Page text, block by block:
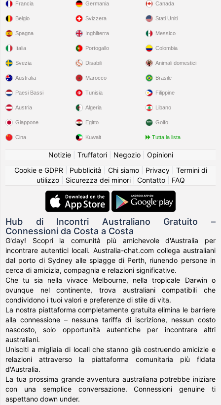
Francia
Belgio
Spagna
Italia
Svezia
Germania
Svizzera
Inghilterra
Portogallo
Disabili
Canada
Stati Uniti
Messico
Colombia
Animali domestici
Australia
Paesi Bassi
Austria
Giappone
Cina
Marocco
Tunisia
Algeria
Egitto
Kuwait
Brasile
Filippine
Libano
Golfo
Tutta la lista
Notizie| Truffatori| Negozio| Opinioni
Cookie e GDPR
Pubblicità Chi siamo| Privacy| Termini di
utilizzo| Sicurezza dei minori| Contatto| FAQ
Hub di Incontri Australiano Gratuito –
Connessioni da Costa a Costa
G'day! Scopri la comunità più amichevole d'Australia per
incontrare autentici locali. Australia-chat.com collega australiani
dal porto di Sydney alle spiagge di Perth, riunendo persone in
cerca di amicizia, compagnia e relazioni significative.
Che tu sia nella vivace Melbourne, nella tropicale Darwin o
ovunque nel continente, trova australiani compatibili che
condividono i tuoi valori e preferenze di stile di vita.
La nostra piattaforma completamente gratuita elimina le barriere
alla connessione – nessuna tariffa di iscrizione, nessun costo
nascosto, solo opportunità autentiche per incontrare altri
australiani.
Unisciti a migliaia di locali che stanno già costruendo amicizie e
relazioni attraverso la piattaforma comunitaria più fidata
d'Australia.
La tua prossima grande avventura australiana potrebbe iniziare
con una semplice conversazione. Connessioni genuine ti
aspettano down under.